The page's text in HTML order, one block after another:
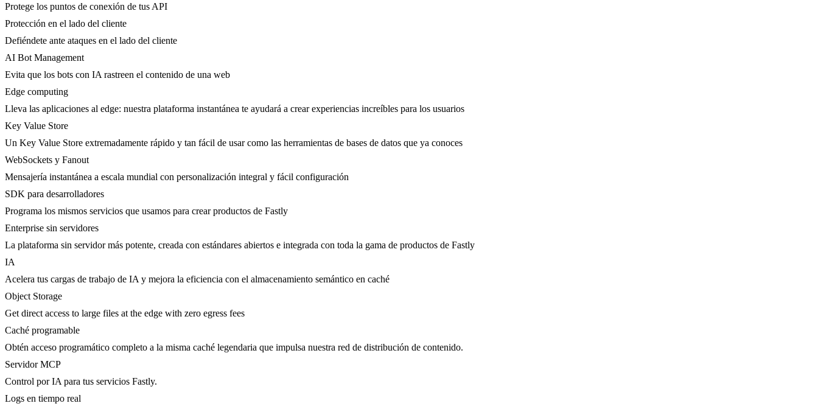
Protege los puntos de conexión de tus API
Protección en el lado del cliente
Defiéndete ante ataques en el lado del cliente
AI Bot Management
Evita que los bots con IA rastreen el contenido de una web
Edge computing
Lleva las aplicaciones al edge: nuestra plataforma instantánea te ayudará a crear experiencias increíbles para los usuarios
Key Value Store
Un Key Value Store extremadamente rápido y tan fácil de usar como las herramientas de bases de datos que ya conoces
WebSockets y Fanout
Mensajería instantánea a escala mundial con personalización integral y fácil configuración
SDK para desarrolladores
Programa los mismos servicios que usamos para crear productos de Fastly
Enterprise sin servidores
La plataforma sin servidor más potente, creada con estándares abiertos e integrada con toda la gama de productos de Fastly
IA
Acelera tus cargas de trabajo de IA y mejora la eficiencia con el almacenamiento semántico en caché
Object Storage
Get direct access to large files at the edge with zero egress fees
Caché programable
Obtén acceso programático completo a la misma caché legendaria que impulsa nuestra red de distribución de contenido.
Servidor MCP
Control por IA para tus servicios Fastly.
Logs en tiempo real